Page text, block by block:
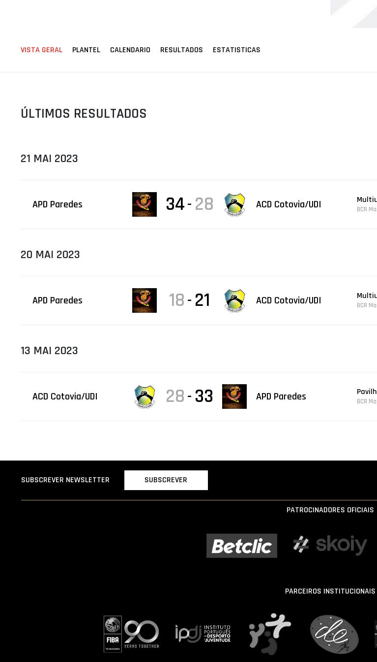
VISTA GERAL PLANTEL CALENDARIO RESULTADOS ESTATISTICAS
ÚLTIMOS RESULTADOS
21 MAI 2023
APD Paredes 34- 28 ACD Cotovia/UDI BCR
20 MAI 2023
APD Paredes 18 - 21 ACD Cotovia/UDI BCR
13 MAI 2023
ACD Cotovia/UDI 28 - 33 APD Paredes BCR
SUBSCREVER NEWSLETTER SUBSCREVER
PATROCINADORES OFICIAIS
PARCEIROS INSTITUCIONAIS